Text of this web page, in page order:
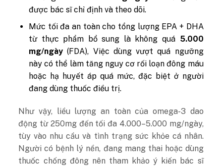
được bác sĩ chỉ định và theo dõi.
Mức tối đa an toàn cho tổng lượng EPA + DHA
từ thực phẩm bổ sung là không quá 5.000
mg/ngày (FDA), Việc dùng vượt quá ngưỡng
này có thể làm tăng nguy cơ rối loạn đông máu
hoặc hạ huyết áp quá mức, đặc biệt ở người
đang dùng thuốc điều trị.
Như vậy, liều lượng an toàn của omega-3 dao
động từ 250mg đến tối đa 4.000–5.000 mg/ngày,
tùy vào nhu cầu và tình trạng sức khỏe cá nhân.
Người có bệnh lý nền, đang mang thai hoặc dùng
thuốc chống đông nên tham khảo ý kiến bác sĩ